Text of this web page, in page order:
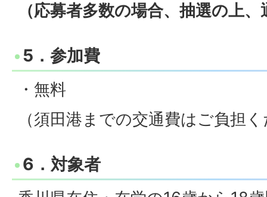
（応募者多数の場合、抽選の上
5．参加費
・無料
（須田港までの交通費はご負担
6．対象者